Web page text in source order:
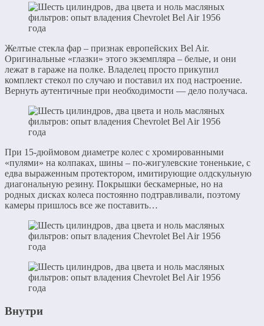
Желтые стекла фар – признак европейских Bel Air.
Оригинальные «глазки» этого экземпляра – белые, и они
лежат в гараже на полке. Владелец просто прикупил
комплект стекол по случаю и поставил их под настроение.
Вернуть аутентичные при необходимости — дело получаса.
При 15-дюймовом диаметре колес с хромированными
«пулями» на колпаках, шины – по-жигулевские тоненькие, с
едва выраженным протектором, имитирующие олдскульную
диагональную резину. Покрышки бескамерные, но на
родных дисках колеса постоянно подтравливали, поэтому
камеры пришлось все же поставить…
Внутри​